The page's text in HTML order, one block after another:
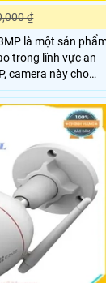
₫
là một sản
trong lĩnh vực an
và ghi lại video chất
ngoại giúp quan